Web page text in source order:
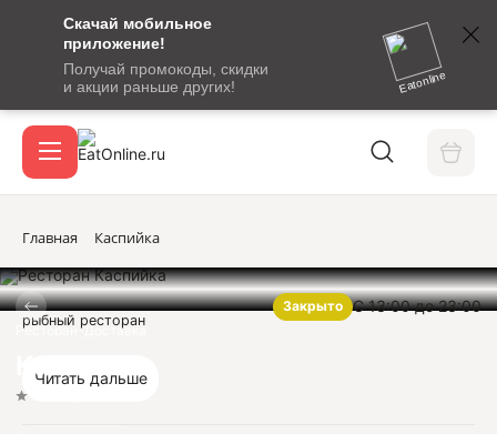
Скачай мобильное
приложение!
Получай промокоды, скидки
и акции раньше других!
Eatonline
сообщение
кодом
подтверждения
Вход / регистрация
Акции
Главная Каспийка
Закрыто С 13:00 до 23:00
Ресторан-Доставка
Каспийка
рыбный ресторан
Читать дальше